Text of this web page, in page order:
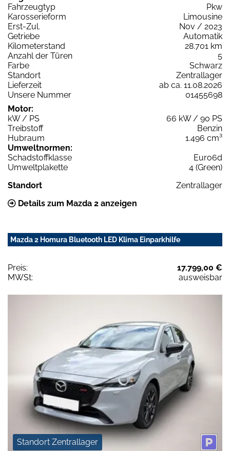
Fahrzeugtyp
Pkw
Karosserieform
Limousine
Erst-Zul.
Nov / 2023
Getriebe
Automatik
Kilometerstand
28.701 km
Anzahl der Türen
5
Farbe
Schwarz
Standort
Zentrallager
Lieferzeit
ab ca. 11.08.2026
Unsere Nummer
01455698
Motor:
kW / PS
66 kW / 90 PS
Treibstoff
Benzin
Hubraum
1.496 cm³
Umweltnormen:
Schadstoffklasse
Euro6d
Umweltplakette
4 (Green)
Standort
Zentrallager
Details zum Mazda 2 anzeigen
Mazda 2 Homura Bluetooth LED Klima Einparkhilfe
Preis:
17.799,00 €
MWSt:
ausweisbar
Standort Zentrallager